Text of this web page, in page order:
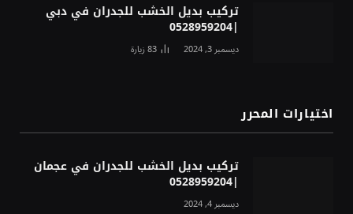
تركيب بديل الخشب للجدران في دبي
|0528959204
ديسمبر 3, 2024 83زيارة
اختيارات المحرر
تركيب بديل الخشب للجدران في عجمان
|0528959204
ديسمبر 4, 2024